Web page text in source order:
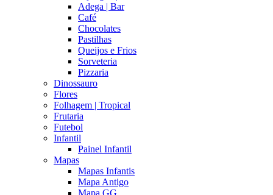
Adega | Bar
Café
Chocolates
Pastilhas
Queijos e Frios
Sorveteria
Pizzaria
Dinossauro
Flores
Folhagem | Tropical
Frutaria
Futebol
Infantil
Painel Infantil
Mapas
Mapas Infantis
Mapa Antigo
Mapa GG